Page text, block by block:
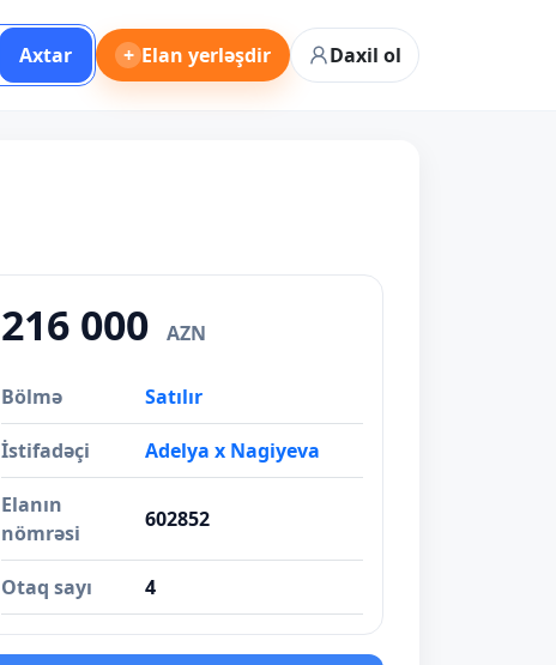
Axtar + Elan yerləşdir Daxil ol
216 000 AZN
Bölmə Satılır
İstifadəçi Adelya x Nagiyeva
Elanın
nömrəsi
602852
Otaq sayı 4